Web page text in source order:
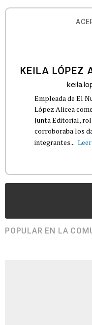
KEILA LÓPEZ
Empleada de El
López Alicea
Junta Editorial,
corroboraba los
integrantes...
POPULAR EN LA